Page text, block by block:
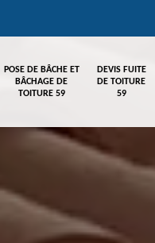
POSE DE BÂCHE ET
BÂCHAGE DE
TOITURE 59
DEVIS FUITE
DE TOITURE
59